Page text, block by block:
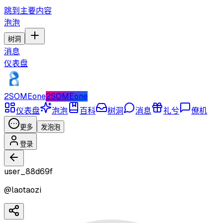
跳到主要内容
泡泡
树洞
消息
仪表盘
2SOMEone2SOMEone
仪表盘
泡泡 百科 树洞 消息 礼兮 僚机
更多 发泡泡
登录
user_88d69f
@laotaozi